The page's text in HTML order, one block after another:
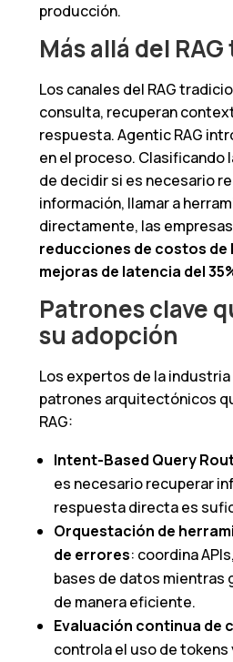
producción.
Más allá del
Los canales del RAG
consulta, recuperan
respuesta. Agentic RAG
en el proceso. Clasificando
de decidir si es necesario
información, llamar a
directamente, las
reducciones de costos de
mejoras de latencia del
Patrones clave
su adopción
Los expertos de la
patrones arquitectónicos
RAG:
Intent-Based Query
es necesario recuperar
respuesta directa es
Orquestación de
de errores: coordina
bases de datos mientras
de manera eficiente.
Evaluación continua de
controla el uso de